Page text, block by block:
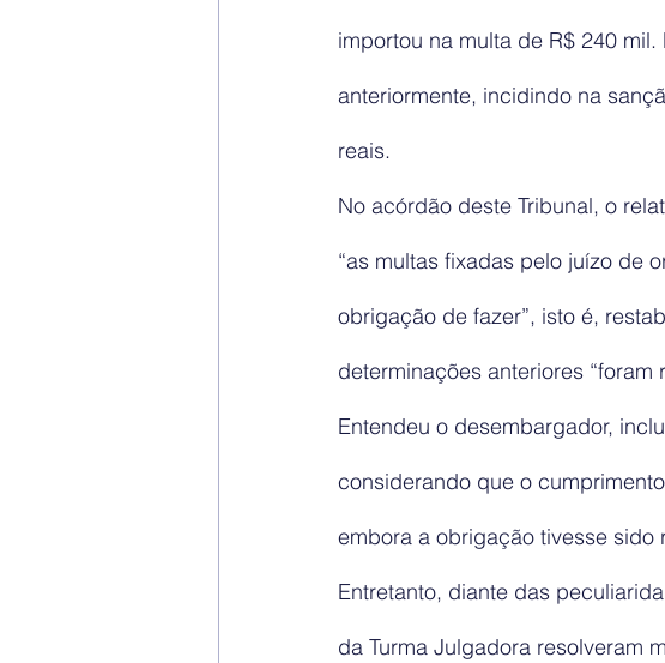
importou na multa de R$ 240
anteriormente, incidindo na
reais.
No acórdão deste Tribunal, o
“as multas fixadas pelo juízo de
obrigação de fazer”, isto é,
determinações anteriores
Entendeu o desembargador,
considerando que o
embora a obrigação tivesse sido
Entretanto, diante das
da Turma Julgadora resolveram